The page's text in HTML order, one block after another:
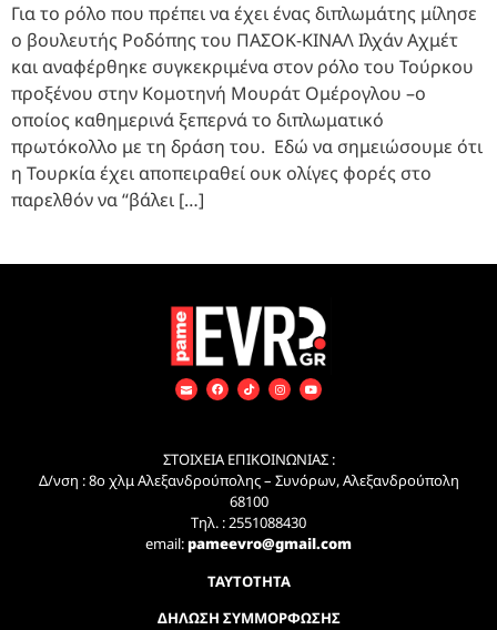
Για το ρόλο που πρέπει να έχει ένας διπλωμάτης μίλησε
ο βουλευτής Ροδόπης του ΠΑΣΟΚ-ΚΙΝΑΛ Ιλχάν Αχμέτ
και αναφέρθηκε συγκεκριμένα στον ρόλο του Τούρκου
προξένου στην Κομοτηνή Μουράτ Ομέρογλου –ο
οποίος καθημερινά ξεπερνά το διπλωματικό
πρωτόκολλο με τη δράση του. Εδώ να σημειώσουμε ότι
η Τουρκία έχει αποπειραθεί ουκ ολίγες φορές στο
παρελθόν να “βάλει […]
ΣΤΟΙΧΕΙΑ ΕΠΙΚΟΙΝΩΝΙΑΣ :
Δ/νση : 8ο χλμ Αλεξανδρούπολης – Συνόρων, Αλεξανδρούπολη
68100
Τηλ. : 2551088430
email:pameevro@gmail.com
ΤΑΥΤΟΤΗΤΑ
ΔΗΛΩΣΗ ΣΥΜΜΟΡΦΩΣΗΣ